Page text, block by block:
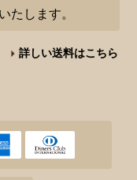
たします。
詳しい送料はこちら